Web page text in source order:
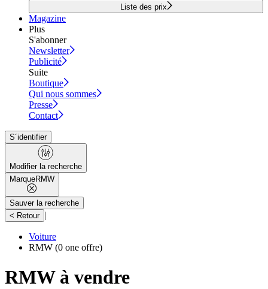
Liste des prix
Magazine
Plus
S'abonner
Newsletter
Publicité
Suite
Boutique
Qui nous sommes
Presse
Contact
S´identifier
Modifier la recherche
MarqueRMW
Sauver la recherche
< Retour |
Voiture
RMW (0 one offre)
RMW à vendre